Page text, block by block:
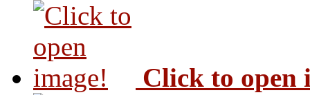
Click to open